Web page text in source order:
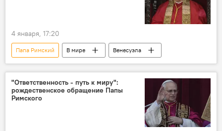
4 января, 17:20
Папа Римский В мире Венесуэла
"Ответственность - путь к миру":
рождественское обращение Папы
Римского